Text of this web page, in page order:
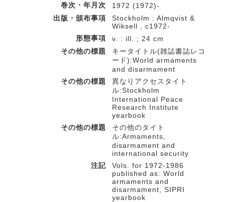
巻次・年月次
1972 (1972)-
出版・頒布事項
Stockholm : Almqvist &
Wiksell , c1972-
形態事項
v. : ill. ; 24 cm
その他の標題
キータイトル(雑誌書誌レコ
ード):World armaments
and disarmament
その他の標題
異なりアクセスタイト
ル:Stockholm
International Peace
Research Institute
yearbook
その他の標題
その他のタイト
ル:Armaments,
disarmament and
international security
注記
Vols. for 1972-1986
published as: World
armaments and
disarmament, SIPRI
yearbook